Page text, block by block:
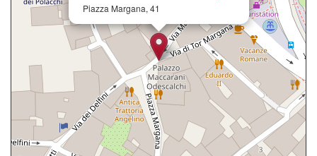
Piazza Margana, 41